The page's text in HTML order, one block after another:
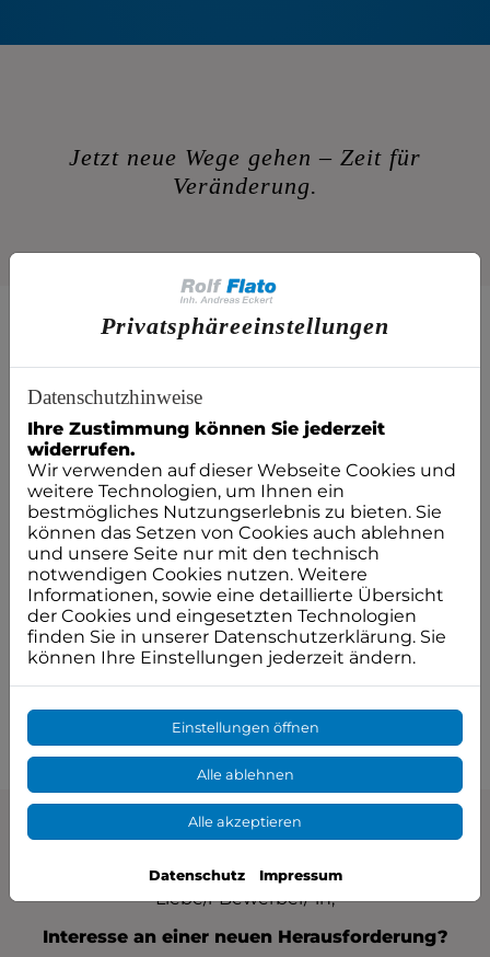
Jetzt neue Wege gehen – Zeit für
Veränderung.
Diskretion wird bei uns groß geschrieben
Jede Bewerbung ist bei uns in guten
Händen.
Uns ist klar, dass Sie sich bei Ihrer Bewerbung mit
großer Wahrscheinlichkeit in einem
bestehenden Arbeitsverhältnis befinden. Daher
ist entsprechende Diskretion selbstverständlich.
Wir freuen uns über kompetente Unterstützung
in unserem Team!
Zum Bewerbungsformular
Liebe/r Bewerber/-in,
Interesse an einer neuen Herausforderung?
Privatsphäre­einstellungen
Datenschutzhinweise
Ihre Zustimmung können Sie jederzeit
widerrufen.
Wir verwenden auf dieser Webseite Cookies und
weitere Technologien, um Ihnen ein
bestmögliches Nutzungserlebnis zu bieten. Sie
können das Setzen von Cookies auch ablehnen
und unsere Seite nur mit den technisch
notwendigen Cookies nutzen. Weitere
Informationen, sowie eine detaillierte Übersicht
der Cookies und eingesetzten Technologien
finden Sie in unserer Datenschutzerklärung. Sie
können Ihre Einstellungen jederzeit ändern.
Einstellungen öffnen
Alle ablehnen
Alle akzeptieren
Datenschutz Impressum